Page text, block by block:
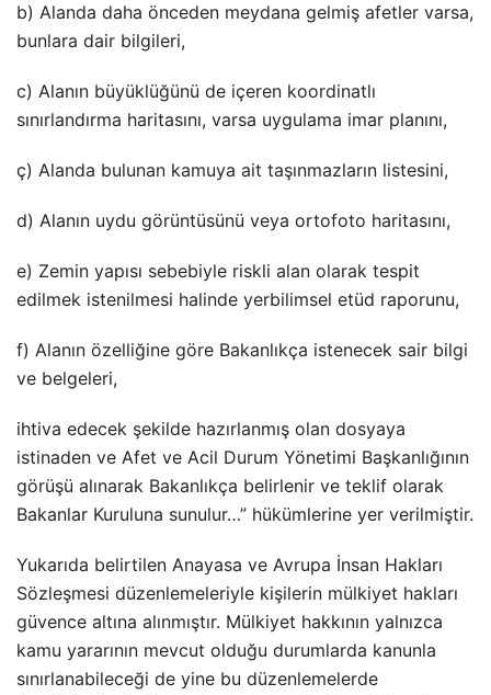
b) Alanda daha önceden meydana gelmiş afetler varsa,
bunlara dair bilgileri,
c) Alanın büyüklüğünü de içeren koordinatlı
sınırlandırma haritasını, varsa uygulama imar planını,
ç) Alanda bulunan kamuya ait taşınmazların listesini,
d) Alanın uydu görüntüsünü veya ortofoto haritasını,
e) Zemin yapısı sebebiyle riskli alan olarak tespit
edilmek istenilmesi halinde yerbilimsel etüd raporunu,
f) Alanın özelliğine göre Bakanlıkça istenecek sair bilgi
ve belgeleri,
ihtiva edecek şekilde hazırlanmış olan dosyaya
istinaden ve Afet ve Acil Durum Yönetimi Başkanlığının
görüşü alınarak Bakanlıkça belirlenir ve teklif olarak
Bakanlar Kuruluna sunulur…” hükümlerine yer verilmiştir.
Yukarıda belirtilen Anayasa ve Avrupa İnsan Hakları
Sözleşmesi düzenlemeleriyle kişilerin mülkiyet hakları
güvence altına alınmıştır. Mülkiyet hakkının yalnızca
kamu yararının mevcut olduğu durumlarda kanunla
sınırlanabileceği de yine bu düzenlemelerde